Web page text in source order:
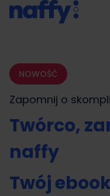
NOWOŚĆ
Zapomnij o
Twórco,
naffy
Twój